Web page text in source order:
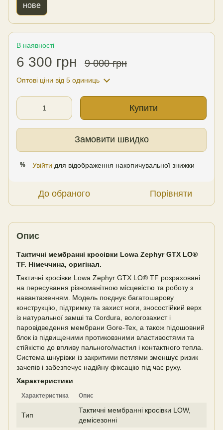
нове
В наявності
6 300 грн 9 000 грн
Оптові ціни від 5 одиниць
Купити
Замовити швидко
% Увійти для відображення накопичувальної знижки
До обраного Порівняти
Опис
Тактичні мембранні кросівки Lowa Zephyr GTX LO®
TF. Німеччина, оригінал.
Тактичні кросівки Lowa Zephyr GTX LO® TF розраховані
на пересування різноманітною місцевістю та роботу з
навантаженням. Модель поєднує багатошарову
конструкцію, підтримку та захист ноги, зносостійкий верх
із натуральної замші та Cordura, вологозахист і
паровідведення мембрани Gore-Tex, а також підошовний
блок із підвищеними протиковзними властивостями та
стійкістю до впливу пального/мастил і контактного тепла.
Система шнурівки із закритими петлями зменшує ризик
зачепів і забезпечує надійну фіксацію під час руху.
Характеристики
Характеристика Опис
Тип
Тактичні мембранні кросівки LOW,
демісезонні